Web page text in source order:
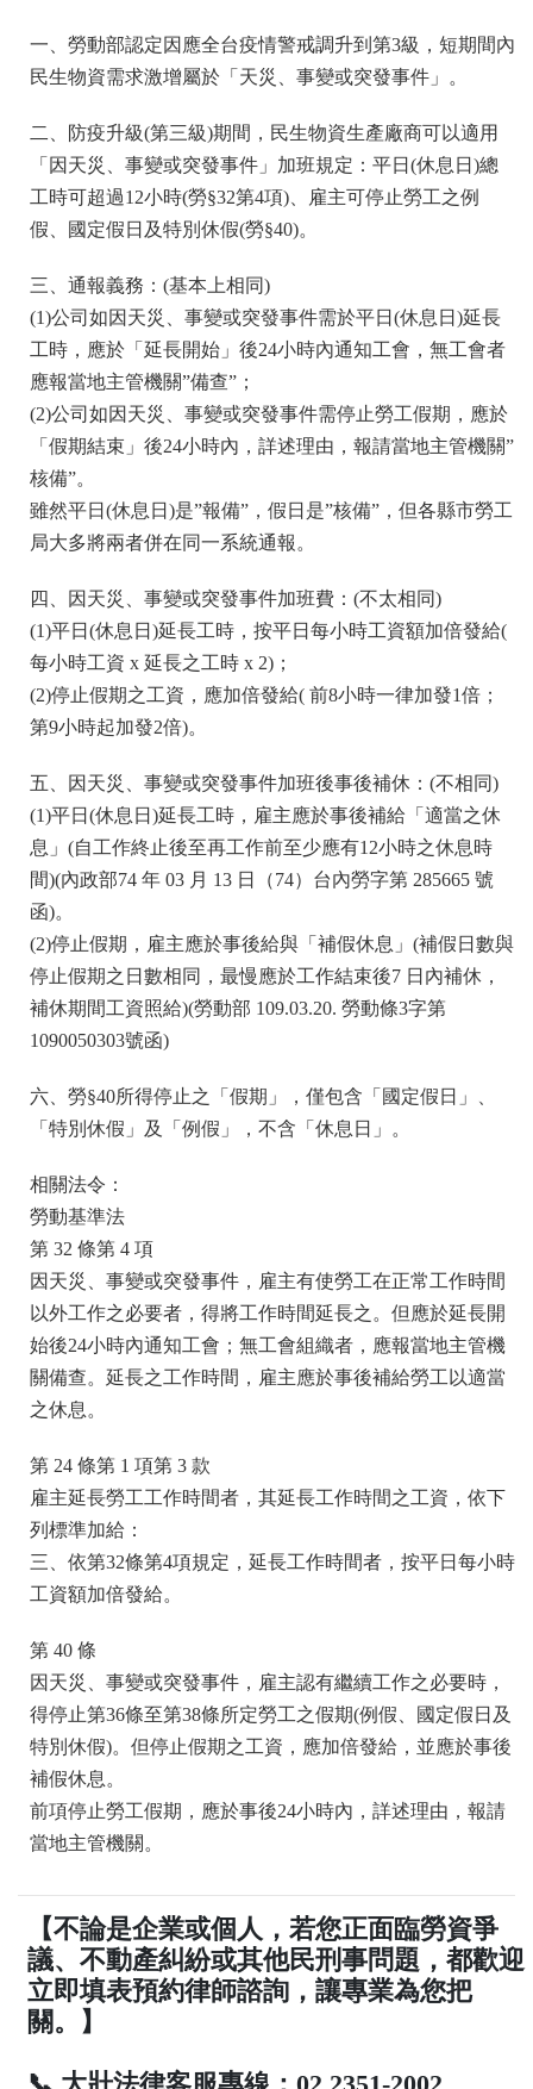
一、勞動部認定因應全台疫情警戒調升到第3級，短期間內
民生物資需求激增屬於「天災、事變或突發事件」。
二、防疫升級(第三級)期間，民生物資生產廠商可以適用
「因天災、事變或突發事件」加班規定：平日(休息日)總
工時可超過12小時(勞§32第4項)、雇主可停止勞工之例
假、國定假日及特別休假(勞§40)。
三、通報義務：(基本上相同)
(1)公司如因天災、事變或突發事件需於平日(休息日)延長
工時，應於「延長開始」後24小時內通知工會，無工會者
應報當地主管機關”備查”；
(2)公司如因天災、事變或突發事件需停止勞工假期，應於
「假期結束」後24小時內，詳述理由，報請當地主管機關”
核備”。
雖然平日(休息日)是”報備”，假日是”核備”，但各縣市勞工
局大多將兩者併在同一系統通報。
四、因天災、事變或突發事件加班費：(不太相同)
(1)平日(休息日)延長工時，按平日每小時工資額加倍發給(
每小時工資 x 延長之工時 x 2)；
(2)停止假期之工資，應加倍發給( 前8小時一律加發1倍；
第9小時起加發2倍)。
五、因天災、事變或突發事件加班後事後補休：(不相同)
(1)平日(休息日)延長工時，雇主應於事後補給「適當之休
息」(自工作終止後至再工作前至少應有12小時之休息時
間)(內政部74 年 03 月 13 日（74）台內勞字第 285665 號
函)。
(2)停止假期，雇主應於事後給與「補假休息」(補假日數與
停止假期之日數相同，最慢應於工作結束後7 日內補休，
補休期間工資照給)(勞動部 109.03.20. 勞動條3字第
1090050303號函)
六、勞§40所得停止之「假期」，僅包含「國定假日」、
「特別休假」及「例假」，不含「休息日」。
相關法令：
勞動基準法
第 32 條第 4 項
因天災、事變或突發事件，雇主有使勞工在正常工作時間
以外工作之必要者，得將工作時間延長之。但應於延長開
始後24小時內通知工會；無工會組織者，應報當地主管機
關備查。延長之工作時間，雇主應於事後補給勞工以適當
之休息。
第 24 條第 1 項第 3 款
雇主延長勞工工作時間者，其延長工作時間之工資，依下
列標準加給：
三、依第32條第4項規定，延長工作時間者，按平日每小時
工資額加倍發給。
第 40 條
因天災、事變或突發事件，雇主認有繼續工作之必要時，
得停止第36條至第38條所定勞工之假期(例假、國定假日及
特別休假)。但停止假期之工資，應加倍發給，並應於事後
補假休息。
前項停止勞工假期，應於事後24小時內，詳述理由，報請
當地主管機關。
【不論是企業或個人，若您正面臨勞資爭
議、不動產糾紛或其他民刑事問題，都歡迎
立即填表預約律師諮詢，讓專業為您把
關。】